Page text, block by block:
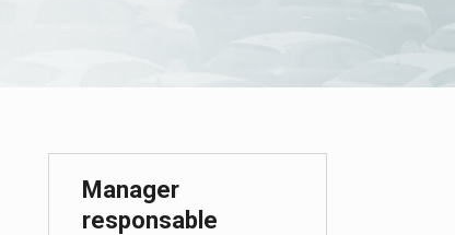
Manager
responsable